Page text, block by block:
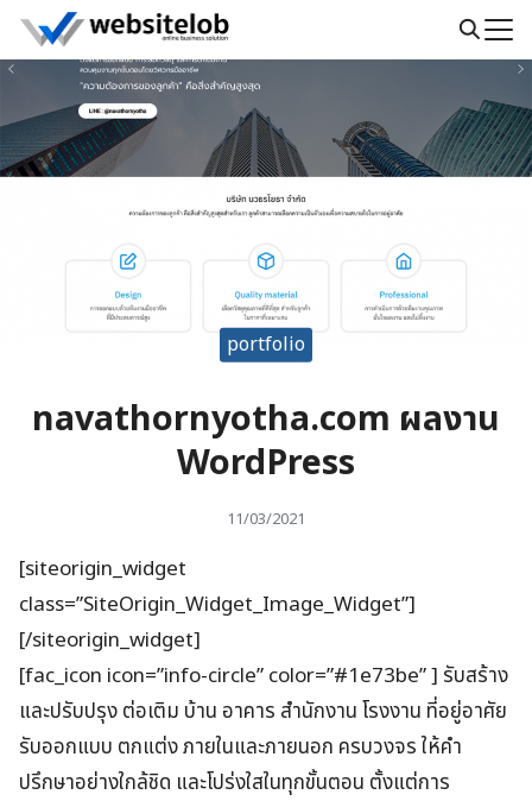
Skip
content
portfolio
navathornyotha.com ผลงาน
WordPress
11/03/2021
[siteorigin_widget
class=”SiteOrigin_Widget_Image_Widget”]
[/siteorigin_widget]
[fac_icon icon=”info-circle” color=”#1e73be” ] รับสร้าง
และปรับปรุง ต่อเติม บ้าน อาคาร สำนักงาน โรงงาน ที่อยู่อาศัย
รับออกแบบ ตกแต่ง ภายในและภายนอก ครบวงจร ให้คำ
ปรึกษาอย่างใกล้ชิด และโปร่งใสในทุกขั้นตอน ตั้งแต่การ